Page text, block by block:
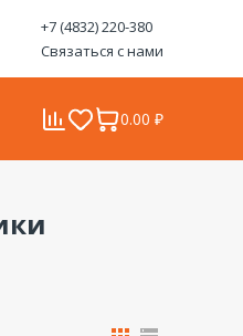
+7 (4832) 220-380
Связаться с нами
0.00 ₽